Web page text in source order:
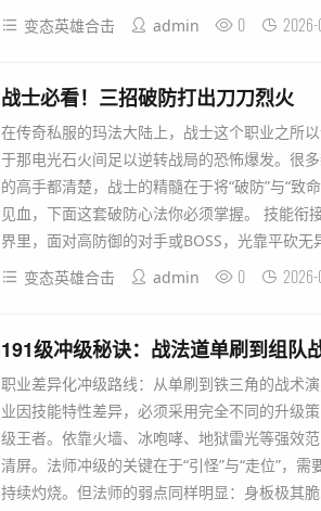
变态英雄合击
admin 0
战士必看！三招破防打出刀刀烈火
在传奇私服的玛法大陆上，战士这个职业之所
于那电光石火间足以逆转战局的恐怖爆发。很
的高手都清楚，战士的精髓在于将“破防”与“致
见血，下面这套破防心法你必须掌握。 技能衔
界里，面对高防御的对手或BOSS，光靠平砍无
变态英雄合击
admin 0
191级冲级秘诀：战法道单刷到组队
职业差异化冲级路线：从单刷到铁三角的战术
业因技能特性差异，必须采用完全不同的升级
级王者。依靠火墙、冰咆哮、地狱雷光等强效
清屏。法师冲级的关键在于“引怪”与“走位”，
持续灼烧。但法师的弱点同样明显：身板极其